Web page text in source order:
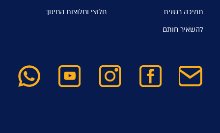
תמיכה רגשית
חלוצי וחלוצות החינוך
להשאיר חותם